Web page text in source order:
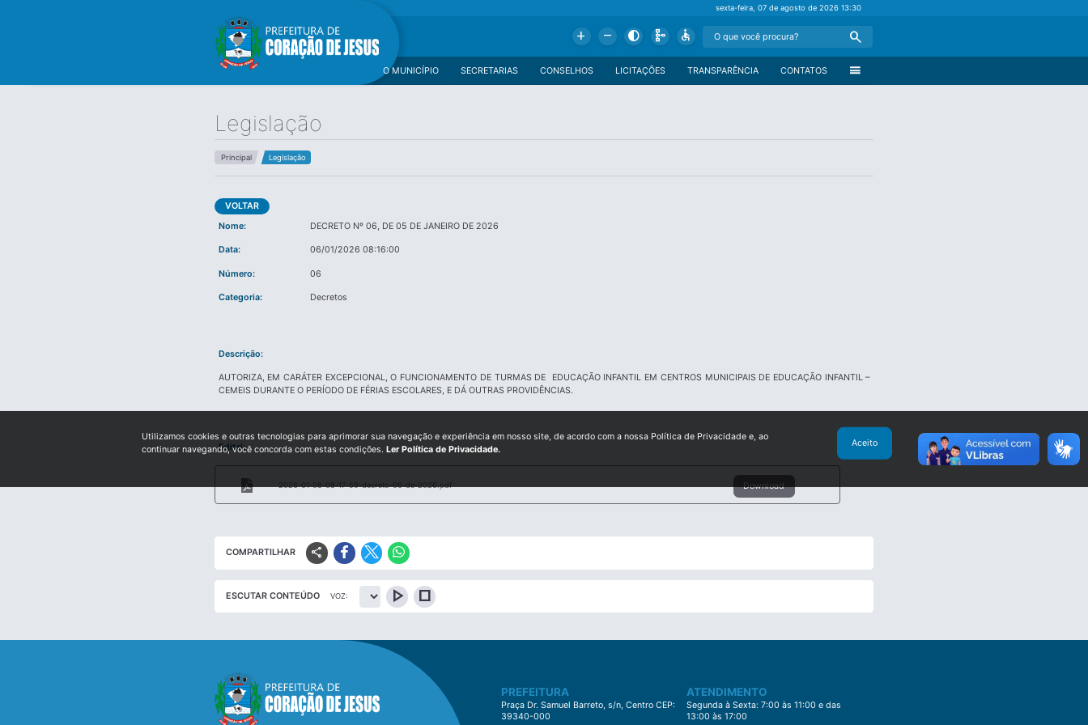
sexta-feira, 07 de agosto de 202613:30
Add Remove Contrast Schema Accessible Search
menu
CONTATOS
TRANSPARÊNCIA
LICITAÇÕES
CONSELHOS
SECRETARIAS
O MUNICÍPIO
Legislação
Principal Legislação
VOLTAR
Nome:
DECRETO Nº 06, DE 05 DE JANEIRO DE 2026
Data: 06/01/2026 08:16:00
Número: 06
Categoria: Decretos
Descrição:
AUTORIZA, EM CARÁTER EXCEPCIONAL, O FUNCIONAMENTO DE TURMAS DE EDUCAÇÃO INFANTIL EM CENTROS MUNICIPAIS DE EDUCAÇÃO INFANTIL –
CEMEIS DURANTE O PERÍODO DE FÉRIAS ESCOLARES, E DÁ OUTRAS PROVIDÊNCIAS.
Edital:
2026-01-08-08-17-59-decreto-06-de-2026.pdf Download
COMPARTILHAR share
ESCUTAR CONTEÚDO VOZ: play_arrow stop
PREFEITURA
Praça Dr. Samuel Barreto, s/n, Centro CEP:
39340-000
ATENDIMENTO
Segunda à Sexta: 7:00 às 11:00 e das
13:00 às 17:00
Utilizamos cookies e outras tecnologias para aprimorar sua navegação e experiência em nosso site, de acordo com a nossa Política de Privacidade e, ao
continuar navegando, você concorda com estas condições. Ler Política de Privacidade.
Aceito